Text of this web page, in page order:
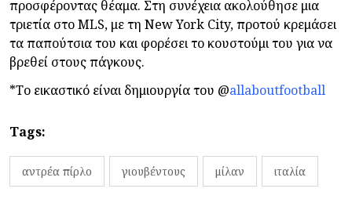
προσφέροντας θέαμα. Στη συνέχεια ακολούθησε μια
τριετία στο MLS, με τη New York City, προτού κρεμάσει
τα παπούτσια του και φορέσει το κουστούμι του για να
βρεθεί στους πάγκους.
*Το εικαστικό είναι δημιουργία του @allaboutfootball
Tags:
αντρέα πίρλο γιουβέντους μίλαν ιταλία